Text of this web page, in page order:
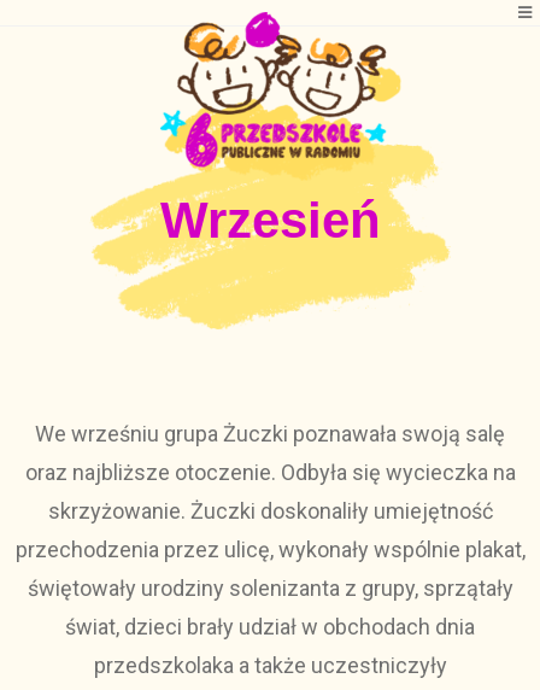
Wrzesień
We wrześniu grupa Żuczki poznawała swoją salę
oraz najbliższe otoczenie. Odbyła się wycieczka na
skrzyżowanie. Żuczki doskonaliły umiejętność
przechodzenia przez ulicę, wykonały wspólnie plakat,
świętowały urodziny solenizanta z grupy, sprzątały
świat, dzieci brały udział w obchodach dnia
przedszkolaka a także uczestniczyły